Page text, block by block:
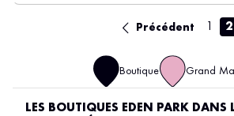
Précédent 1 2
Boutique Grand
LES BOUTIQUES EDEN PARK DANS